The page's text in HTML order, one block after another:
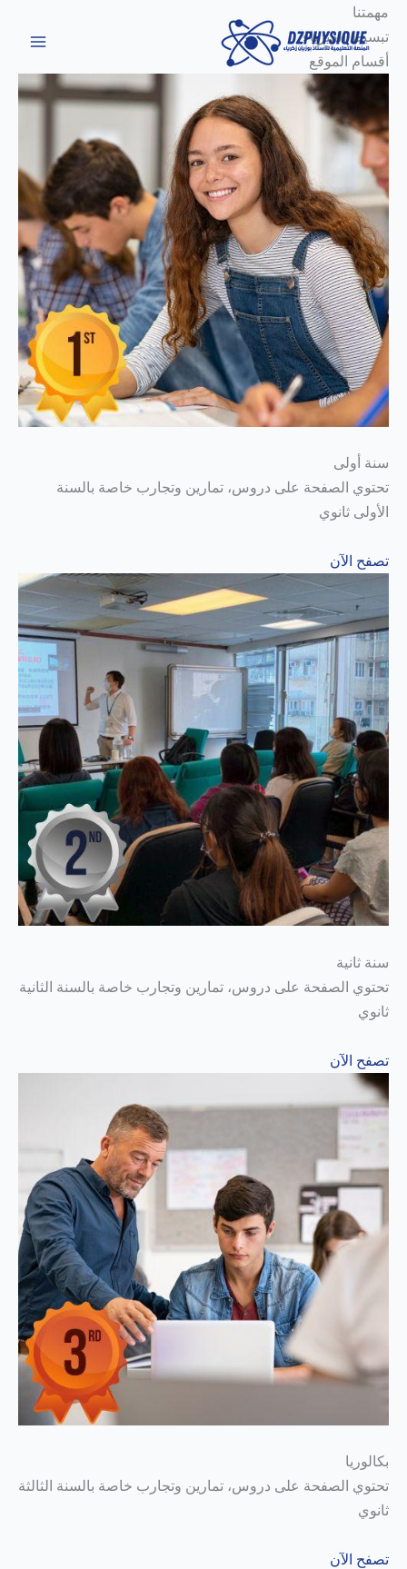
تخطي
إلى
المحتوى
مهمتنا
تبسيط الفيزياء
أقسام الموقع
سنة أولى
تحتوي الصفحة على دروس، تمارين وتجارب خاصة بالسنة
الأولى ثانوي
تصفح الآن
سنة ثانية
تحتوي الصفحة على دروس، تمارين وتجارب خاصة بالسنة الثانية
ثانوي
تصفح الآن
بكالوريا
تحتوي الصفحة على دروس، تمارين وتجارب خاصة بالسنة الثالثة
ثانوي
تصفح الآن